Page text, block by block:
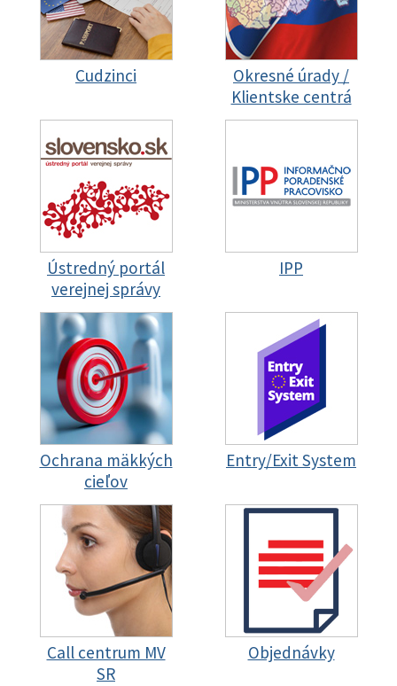
Cudzinci
Okresné úrady /
Klientske centrá
Ústredný portál
verejnej správy
IPP
Ochrana mäkkých
cieľov
Entry/Exit System
Call centrum MV
SR
Objednávky